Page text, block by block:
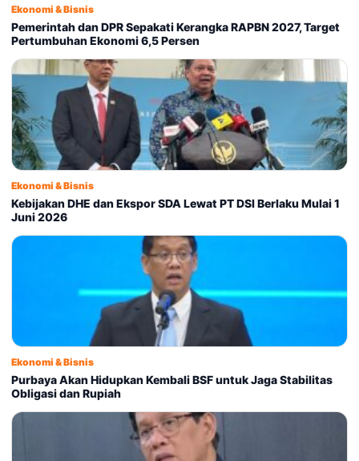
Ekonomi & Bisnis
Pemerintah dan DPR Sepakati Kerangka RAPBN 2027, Target
Pertumbuhan Ekonomi 6,5 Persen
Ekonomi & Bisnis
Kebijakan DHE dan Ekspor SDA Lewat PT DSI Berlaku Mulai 1
Juni 2026
Ekonomi & Bisnis
Purbaya Akan Hidupkan Kembali BSF untuk Jaga Stabilitas
Obligasi dan Rupiah